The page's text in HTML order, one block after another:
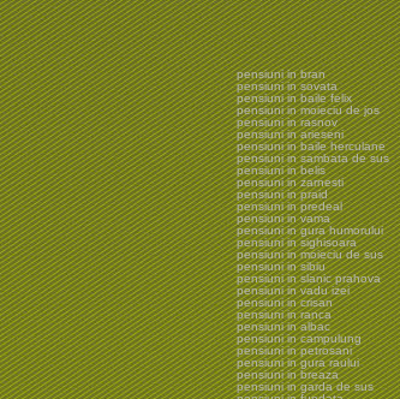
pensiuni in bran
pensiuni in sovata
pensiuni in baile felix
pensiuni in moieciu de jos
pensiuni in rasnov
pensiuni in arieseni
pensiuni in baile herculane
pensiuni in sambata de sus
pensiuni in belis
pensiuni in zarnesti
pensiuni in praid
pensiuni in predeal
pensiuni in vama
pensiuni in gura humorului
pensiuni in sighisoara
pensiuni in moieciu de sus
pensiuni in sibiu
pensiuni in slanic prahova
pensiuni in vadu izei
pensiuni in crisan
pensiuni in ranca
pensiuni in albac
pensiuni in campulung
pensiuni in petrosani
pensiuni in gura raului
pensiuni in breaza
pensiuni in garda de sus